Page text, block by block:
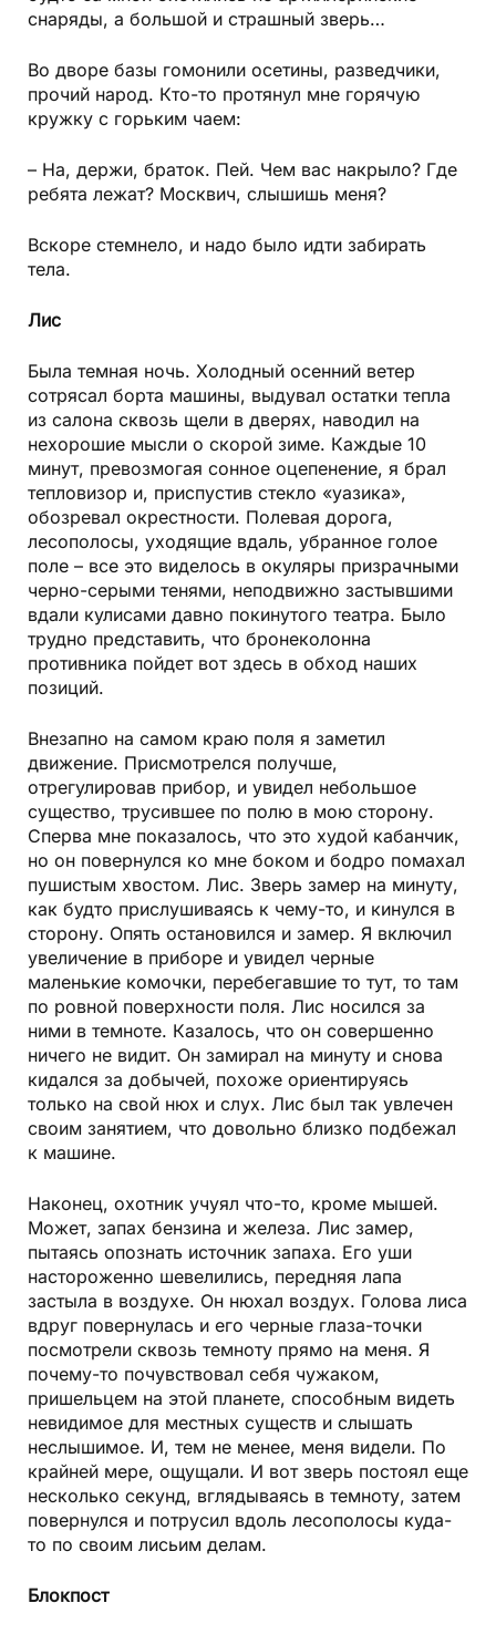
снаряды, а большой и страшный зверь…
Во дворе базы гомонили осетины, разведчики,
прочий народ. Кто-то протянул мне горячую
кружку с горьким чаем:
– На, держи, браток. Пей. Чем вас накрыло? Где
ребята лежат? Москвич, слышишь меня?
Вскоре стемнело, и надо было идти забирать
тела.
Лис
Была темная ночь. Холодный осенний ветер
сотрясал борта машины, выдувал остатки тепла
из салона сквозь щели в дверях, наводил на
нехорошие мысли о скорой зиме. Каждые 10
минут, превозмогая сонное оцепенение, я брал
тепловизор и, приспустив стекло «уазика»,
обозревал окрестности. Полевая дорога,
лесополосы, уходящие вдаль, убранное голое
поле – все это виделось в окуляры призрачными
черно-серыми тенями, неподвижно застывшими
вдали кулисами давно покинутого театра. Было
трудно представить, что бронеколонна
противника пойдет вот здесь в обход наших
позиций.
Внезапно на самом краю поля я заметил
движение. Присмотрелся получше,
отрегулировав прибор, и увидел небольшое
существо, трусившее по полю в мою сторону.
Сперва мне показалось, что это худой кабанчик,
но он повернулся ко мне боком и бодро помахал
пушистым хвостом. Лис. Зверь замер на минуту,
как будто прислушиваясь к чему-то, и кинулся в
сторону. Опять остановился и замер. Я включил
увеличение в приборе и увидел черные
маленькие комочки, перебегавшие то тут, то там
по ровной поверхности поля. Лис носился за
ними в темноте. Казалось, что он совершенно
ничего не видит. Он замирал на минуту и снова
кидался за добычей, похоже ориентируясь
только на свой нюх и слух. Лис был так увлечен
своим занятием, что довольно близко подбежал
к машине.
Наконец, охотник учуял что-то, кроме мышей.
Может, запах бензина и железа. Лис замер,
пытаясь опознать источник запаха. Его уши
настороженно шевелились, передняя лапа
застыла в воздухе. Он нюхал воздух. Голова лиса
вдруг повернулась и его черные глаза-точки
посмотрели сквозь темноту прямо на меня. Я
почему-то почувствовал себя чужаком,
пришельцем на этой планете, способным видеть
невидимое для местных существ и слышать
неслышимое. И, тем не менее, меня видели. По
крайней мере, ощущали. И вот зверь постоял еще
несколько секунд, вглядываясь в темноту, затем
повернулся и потрусил вдоль лесополосы куда-
то по своим лисьим делам.
Блокпост